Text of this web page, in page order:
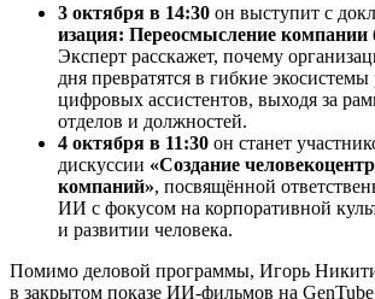
3 октября в 14:30 он выступит с
изация: Переосмысление компании
Эксперт расскажет, почему
дня превратятся в гибкие
цифровых ассистентов, выходя за
отделов и должностей.
4 октября в 11:30 он станет
дискуссии «Создание
компаний», посвящённой
ИИ с фокусом на корпоративной
и развитии человека.
Помимо деловой программы, Игорь
в закрытом показе ИИ-фильмов на